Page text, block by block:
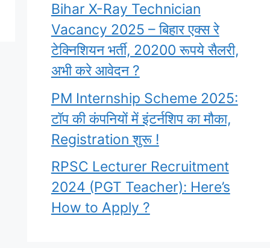
Bihar X-Ray Technician
Vacancy 2025 – बिहार एक्स रे
टेक्निशियन भर्ती, 20200 रूपये सैलरी,
अभी करे आवेदन ?
PM Internship Scheme 2025:
टॉप की कंपनियों में इंटर्नशिप का मौका,
Registration शुरू !
RPSC Lecturer Recruitment
2024 (PGT Teacher): Here’s
How to Apply ?